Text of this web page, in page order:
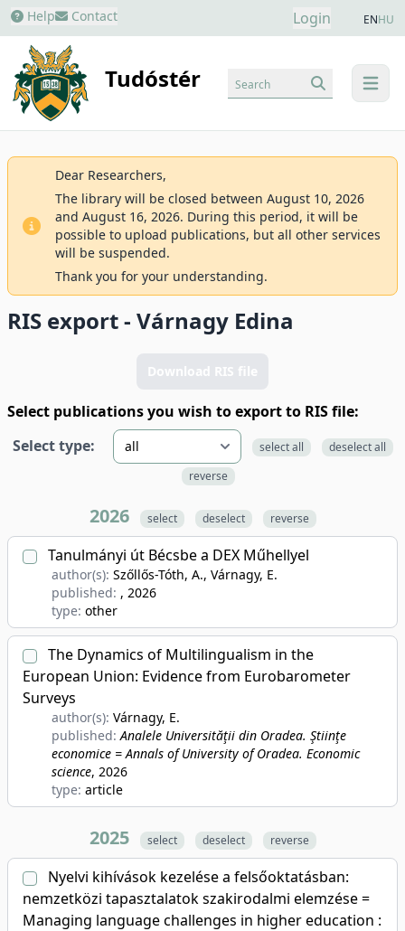
Help Contact Login ENHU
Tudóstér menu
Search
Dear Researchers,
The library will be closed between August 10, 2026
and August 16, 2026. During this period, it will be
possible to upload publications, but all other services
will be suspended.
Thank you for your understanding.
RIS export - Várnagy Edina
Download RIS file
Select publications you wish to export to RIS file:
Select type:
select all
deselect all
reverse
2026 select deselect reverse
Tanulmányi út Bécsbe a DEX Műhellyel
author(s): Szőllős-Tóth, A., Várnagy, E.
published: , 2026
type: other
The Dynamics of Multilingualism in the
European Union: Evidence from Eurobarometer
Surveys
author(s): Várnagy, E.
published:Analele Universităţii din Oradea. Ştiinţe
economice = Annals of University of Oradea. Economic
science, 2026
type: article
2025 select deselect reverse
Nyelvi kihívások kezelése a felsőoktatásban:
nemzetközi tapasztalatok szakirodalmi elemzése =
Managing language challenges in higher education :